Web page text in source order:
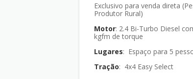
Exclusivo para venda direta
Produtor Rural)
Motor: 2.4 Bi-Turbo Diesel com 205 cv e 47,9
kgfm de torque
Lugares: Espaço para 5
Tração: 4x4 Easy Select